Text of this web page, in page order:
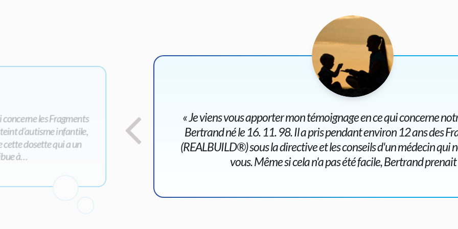
les Fragments
d’autisme infantile,
dosette qui a un
à…
« Je viens vous apporter mon témoignage en ce qui concerne
Bertrand né le 16. 11. 98. Il a pris pendant environ 12 ans des
(REALBUILD®) sous la directive et les conseils d'un médecin qui
vous. Même si cela n'a pas été facile, Bertrand